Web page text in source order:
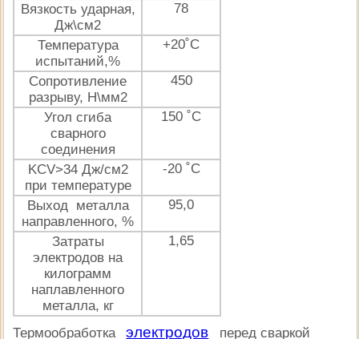
Вязкость ударная,
Дж\см2
78
Температура
испытаний,%
+20˚С
Сопротивление
разрыву, Н\мм2
450
Угол сгиба
сварного
соединения
150 ˚С
KCV>34 Дж/см2
при температуре
-20 ˚С
Выход металла
направленного, %
95,0
Затраты
электродов на
килограмм
наплавленного
металла, кг
1,65
Термообработка электродов перед сваркой